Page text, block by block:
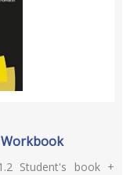
Workbook
Student's book +